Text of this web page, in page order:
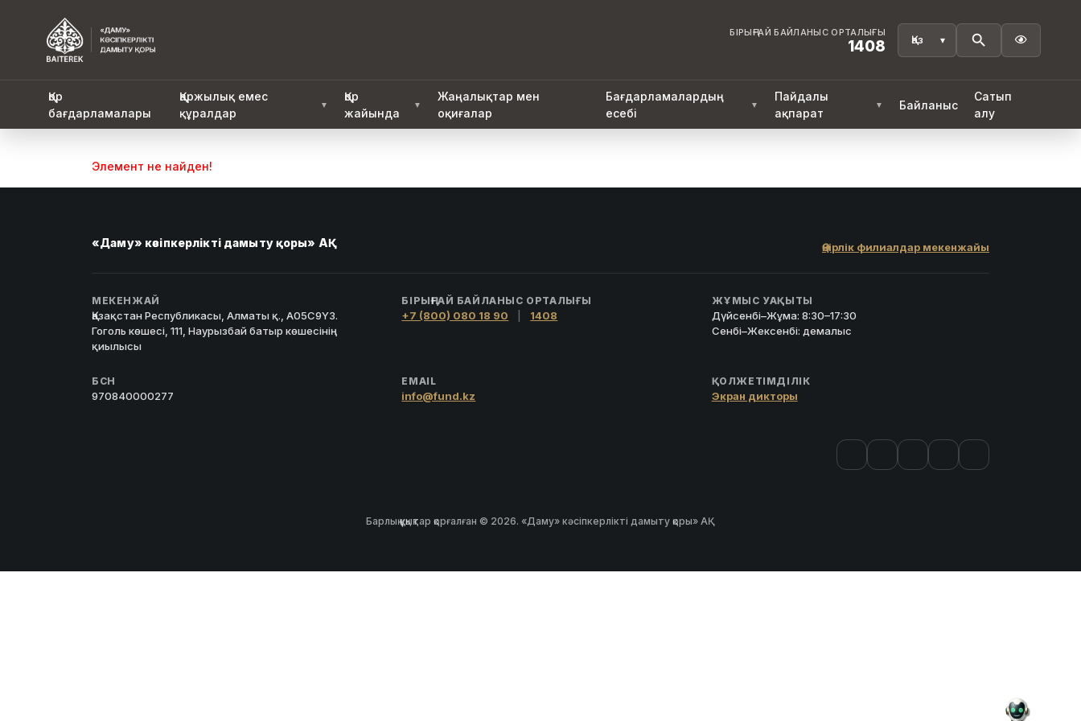
БІРЫҢҒАЙ БАЙЛАНЫС ОРТАЛЫҒЫ
1408 
Қор
бағдарламалары
Қаржылық емес
құралдар
▼
Қор
жайында
▼
Жаңалықтар мен
оқиғалар
Бағдарламалардың
есебі
▼
Пайдалы
ақпарат
▼ Байланыс
Сатып
алу
Элемент не найден!
«Даму» кәсіпкерлікті дамыту қоры» АҚ Өңірлік филиалдар мекенжайы
МЕКЕНЖАЙ
Қазақстан Республикасы, Алматы қ., A05C9Y3.
Гоголь көшесі, 111, Наурызбай батыр көшесінің
қиылысы
БІРЫҢҒАЙ БАЙЛАНЫС ОРТАЛЫҒЫ
+7 (800) 080 18 90 1408
ЖҰМЫС УАҚЫТЫ
Дүйсенбі–Жұма: 8:30–17:30
Сенбі–Жексенбі: демалыс
БСН
970840000277
EMAIL
info@fund.kz
ҚОЛЖЕТІМДІЛІК
Экран дикторы
Барлық құқықтар қорғалған © 2026. «Даму» кәсіпкерлікті дамыту қоры» АҚ